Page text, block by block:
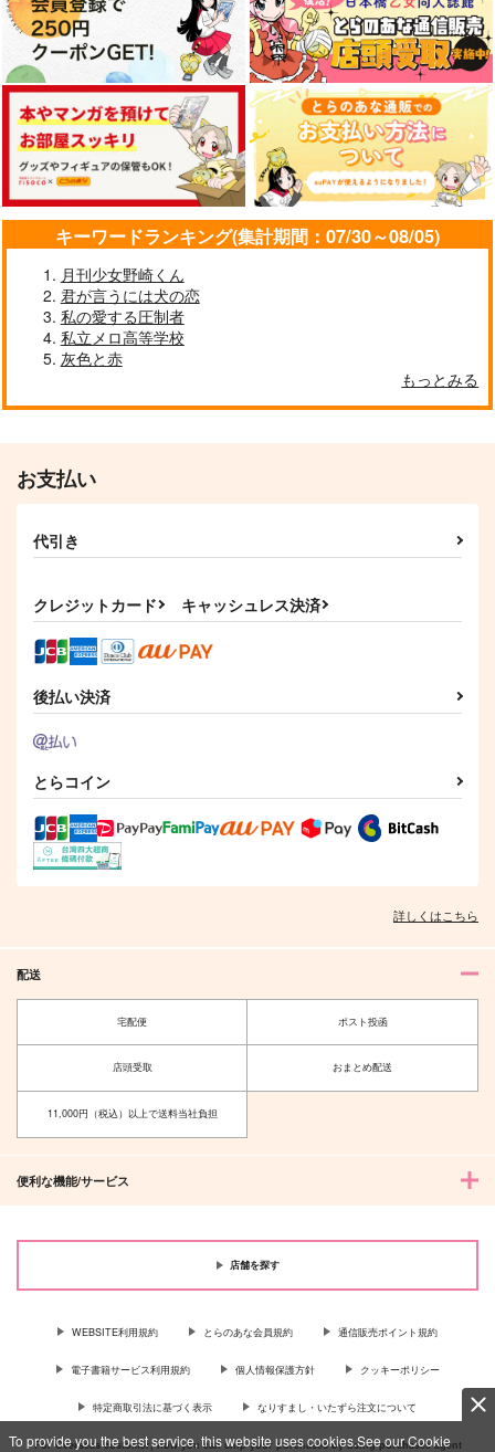
To provide you the best service, this website uses cookies.See our Cookie
キーワードランキング(集計期間：07/30～08/05)
月刊少女野崎くん
君が言うには犬の恋
私の愛する圧制者
私立メロ高等学校
灰色と赤
もっとみる
お支払い
代引き
クレジットカード キャッシュレス決済
後払い決済
とらコイン
詳しくはこちら
配送
宅配便 ポスト投函
店頭受取 おまとめ配送
11,000円（税込）以上で送料当社負担
便利な機能/サービス
店舗を探す
WEBSITE利用規約 とらのあな会員規約 通信販売ポイント規約
電子書籍サービス利用規約 個人情報保護方針 クッキーポリシー
特定商取引法に基づく表示 なりすまし・いたずら注文について
For Overseas customer, now you can ship your purchases by using purchases agent